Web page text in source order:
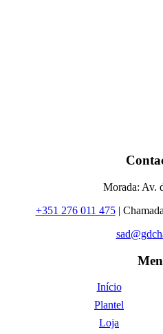
Morada: Av.
+351 276 011 475|
Início
Plantel
Loja